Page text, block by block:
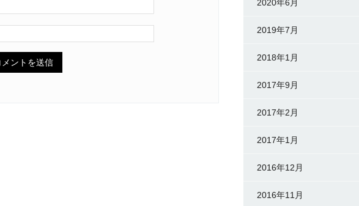
2020年6月
2019年7月
2018年1月
2017年9月
2017年2月
2017年1月
2016年12月
2016年11月